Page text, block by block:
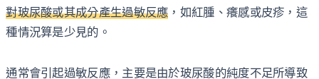
對玻尿酸或其成分產生過敏反應 ，如紅腫、癢感或皮疹，這
種情況算是少見的。
通常會引起過敏反應，主要是由於玻尿酸的純度不足所導致